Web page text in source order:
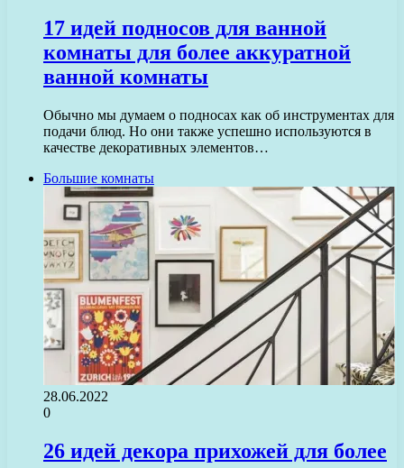
17 идей подносов для ванной
комнаты для более аккуратной
ванной комнаты
Обычно мы думаем о подносах как об инструментах для
подачи блюд. Но они также успешно используются в
качестве декоративных элементов…
Большие комнаты
28.06.2022
0
26 идей декора прихожей для более